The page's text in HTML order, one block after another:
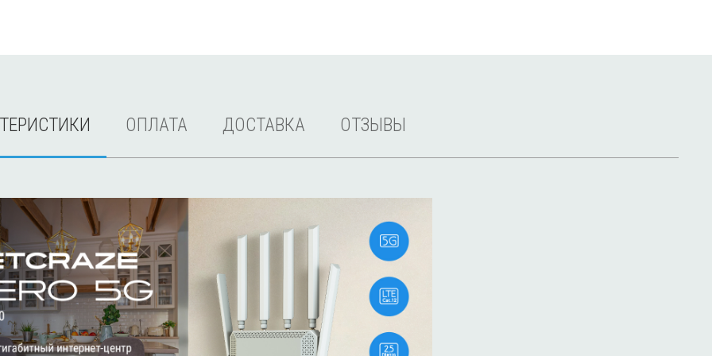
ОПЛАТА ДОСТАВКА ОТЗЫВЫ